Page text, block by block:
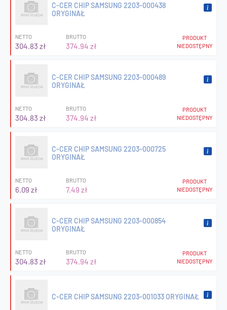
C-CER CHIP SAMSUNG 2203-000438
ORYGINAŁ
NETTO
304.83 zł
BRUTTO
374.94 zł
PRODUKT
NIEDOSTĘPNY
C-CER CHIP SAMSUNG 2203-000489
ORYGINAŁ
NETTO
304.83 zł
BRUTTO
374.94 zł
PRODUKT
NIEDOSTĘPNY
C-CER CHIP SAMSUNG 2203-000725
ORYGINAŁ
NETTO
6.09 zł
BRUTTO
7.49 zł
PRODUKT
NIEDOSTĘPNY
C-CER CHIP SAMSUNG 2203-000854
ORYGINAŁ
NETTO
304.83 zł
BRUTTO
374.94 zł
PRODUKT
NIEDOSTĘPNY
C-CER CHIP SAMSUNG 2203-001033 ORYGINAŁ